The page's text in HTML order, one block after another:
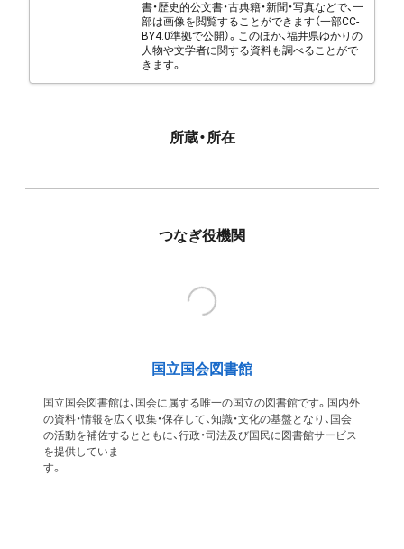
書・歴史的公文書・古典籍・新聞・写真などで、一
部は画像を閲覧することができます（一部CC-
BY4.0準拠で公開）。このほか、福井県ゆかりの
人物や文学者に関する資料も調べることがで
きます。
所蔵・所在
つなぎ役機関
国立国会図書館
国立国会図書館は、国会に属する唯一の国立の図書館です。国内外
の資料・情報を広く収集・保存して、知識・文化の基盤となり、国会
の活動を補佐するとともに、行政・司法及び国民に図書館サービス
を提供していま
す